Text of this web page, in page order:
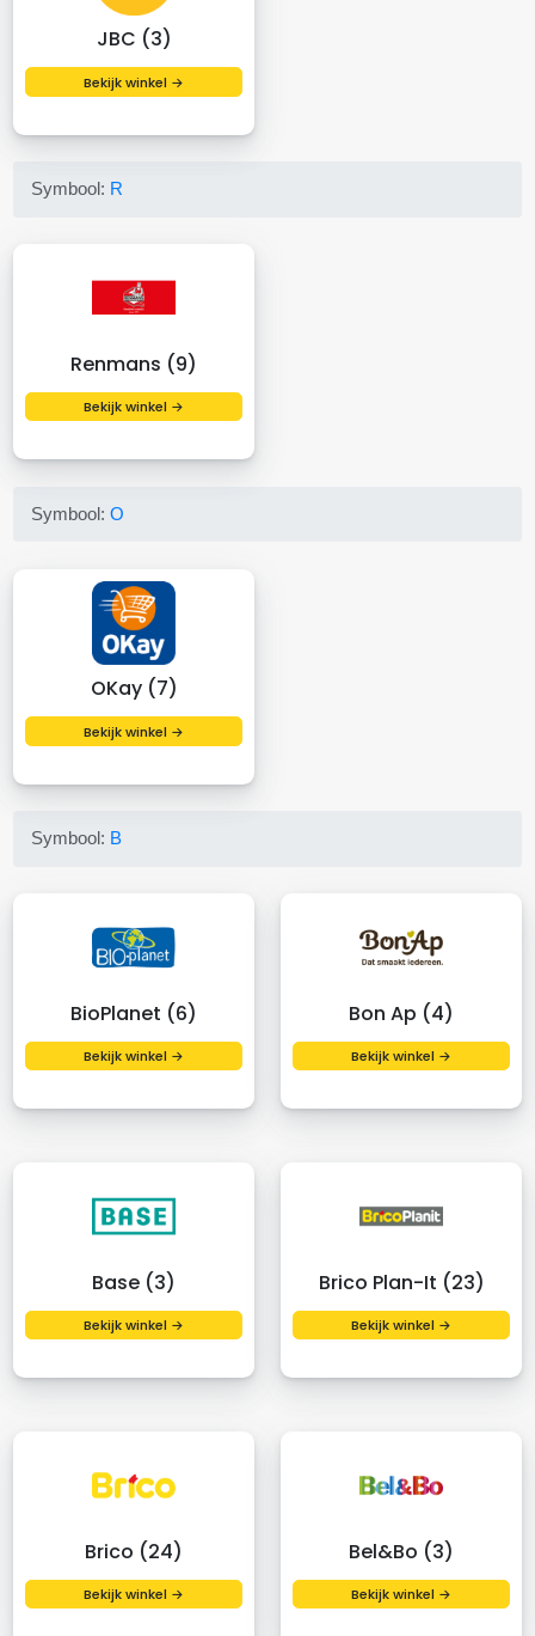
JBC (3)
Bekijk winkel →
Symbool: R
Renmans (9)
Bekijk winkel →
Symbool:O
OKay (7)
Bekijk winkel →
Symbool: B
BioPlanet (6)
Bekijk winkel →
Bon Ap (4)
Bekijk winkel →
Base (3)
Bekijk winkel →
Brico Plan-It (23)
Bekijk winkel →
Brico (24)
Bekijk winkel →
Bel&Bo (3)
Bekijk winkel →